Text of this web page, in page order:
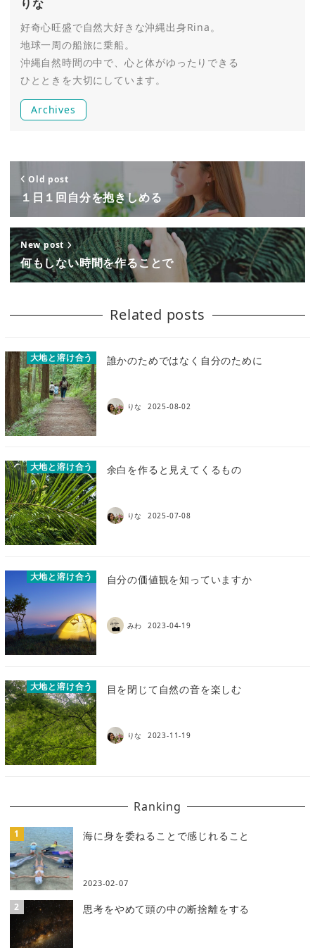
りな
好奇心旺盛で自然大好きな沖縄出身Rina。
地球一周の船旅に乗船。
沖縄自然時間の中で、心と体がゆったりできる
ひとときを大切にしています。
Archives
Old post
１日１回自分を抱きしめる
New post
何もしない時間を作ることで
Related posts
大地と溶け合う 誰かのためではなく自分のために
りな 2025-08-02
大地と溶け合う 余白を作ると見えてくるもの
りな 2025-07-08
大地と溶け合う 自分の価値観を知っていますか
みわ 2023-04-19
大地と溶け合う 目を閉じて自然の音を楽しむ
りな 2023-11-19
Ranking
海に身を委ねることで感じれること
2023-02-07
思考をやめて頭の中の断捨離をする